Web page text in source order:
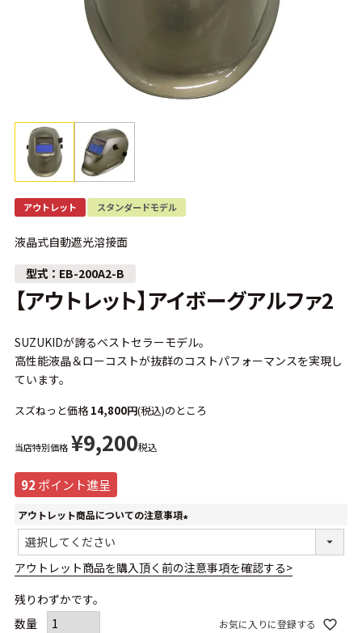
アウトレット スタンダードモデル
液晶式自動遮光溶接面
EB-200A2-B
【アウトレット】アイボーグアルファ2
SUZUKIDが誇るベストセラーモデル。
高性能液晶＆ローコストが抜群のコストパフォーマンスを実現し
ています。
スズねっと価格 14,800円(税込)のところ
当店特別価格 ¥9,200税込
92 ポイント進呈
アウトレット商品についての注意事項
アウトレット商品を購入頂く前の注意事項を確認する>
残りわずかです。
お気に入りに登録する